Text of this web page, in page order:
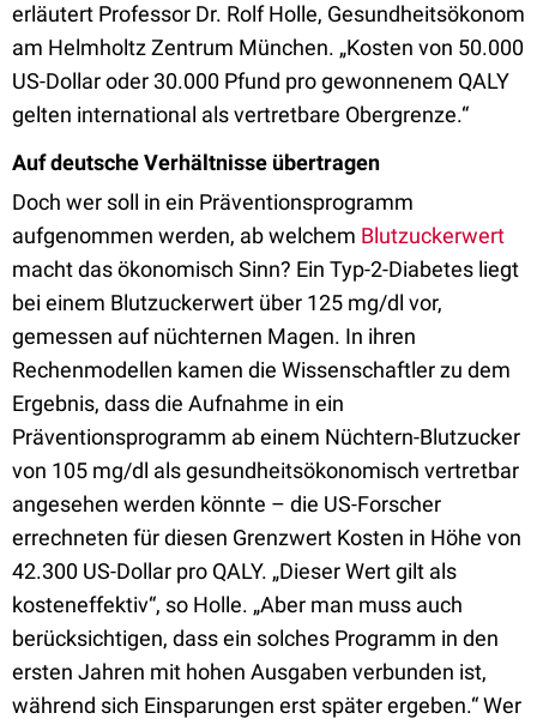
erläutert Professor Dr. Rolf Holle, Gesundheitsökonom
am Helmholtz Zentrum München. „Kosten von 50.000
US-Dollar oder 30.000 Pfund pro gewonnenem QALY
gelten international als vertretbare Obergrenze.“
Auf deutsche Verhältnisse übertragen
Doch wer soll in ein Präventionsprogramm
aufgenommen werden, ab welchem Blutzuckerwert
macht das ökonomisch Sinn? Ein Typ-2-Diabetes liegt
bei einem Blutzuckerwert über 125 mg/dl vor,
gemessen auf nüchternen Magen. In ihren
Rechenmodellen kamen die Wissenschaftler zu dem
Ergebnis, dass die Aufnahme in ein
Präventionsprogramm ab einem Nüchtern-Blutzucker
von 105 mg/dl als gesundheitsökonomisch vertretbar
angesehen werden könnte – die US-Forscher
errechneten für diesen Grenzwert Kosten in Höhe von
42.300 US-Dollar pro QALY. „Dieser Wert gilt als
kosteneffektiv“, so Holle. „Aber man muss auch
berücksichtigen, dass ein solches Programm in den
ersten Jahren mit hohen Ausgaben verbunden ist,
während sich Einsparungen erst später ergeben.“ Wer